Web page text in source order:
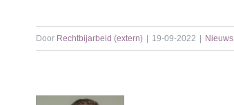
Door Rechtbijarbeid (extern) 19-09-2022 Nieuws